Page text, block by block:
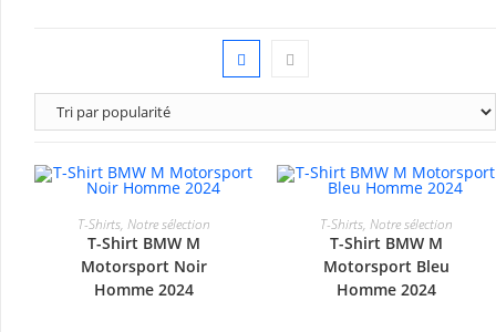
-10%
CHOIX DES OPTIONS
T-Shirts,Notre sélection
T-Shirt BMW M
Motorsport Noir
Homme 2024
-10%
CHOIX DES OPTIONS
T-Shirts, Notre sélection
T-Shirt BMW M
Motorsport Bleu
Homme 2024